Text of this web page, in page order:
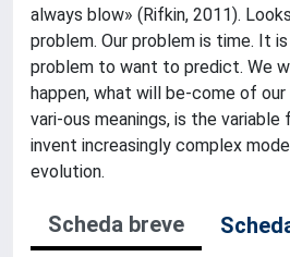
always blow» (Rifkin, 2011).
problem. Our problem is time. It
problem to want to predict. We
happen, what will be-come of
vari-ous meanings, is the
invent increasingly complex
evolution.
Scheda breve